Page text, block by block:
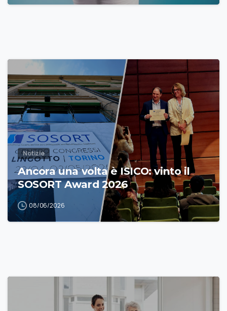
Notizie
Ancora una volta è ISICO: vinto il
SOSORT Award 2026
08/06/2026